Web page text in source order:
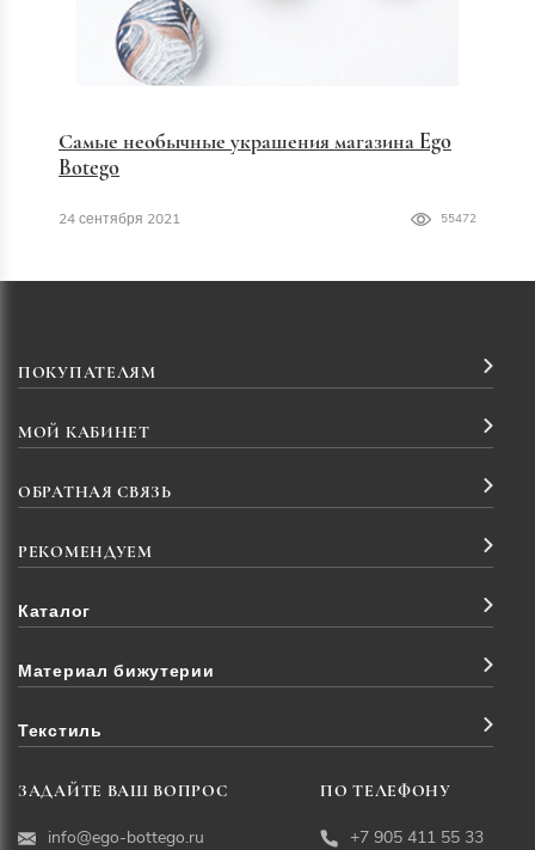
Самые необычные украшения магазина Ego
Botego
24 сентября 2021 55472
ПОКУПАТЕЛЯМ
МОЙ КАБИНЕТ
ОБРАТНАЯ СВЯЗЬ
РЕКОМЕНДУЕМ
Каталог
Материал бижутерии
Текстиль
ЗАДАЙТЕ ВАШ ВОПРОС
info@ego-bottego.ru
ПО ТЕЛЕФОНУ
+7 905 411 55 33